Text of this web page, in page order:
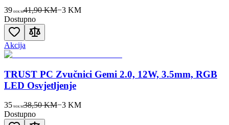
39 00KM41,90 KM−3KM
Dostupno
Akcija
TRUST PC Zvučnici Gemi 2.0, 12W, 3.5mm, RGB
LED Osvjetljenje
35 90KM38,50 KM−3KM
Dostupno